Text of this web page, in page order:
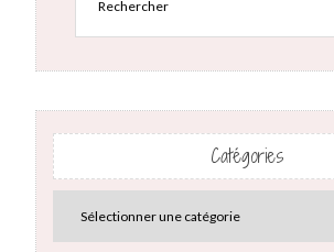
Catégories